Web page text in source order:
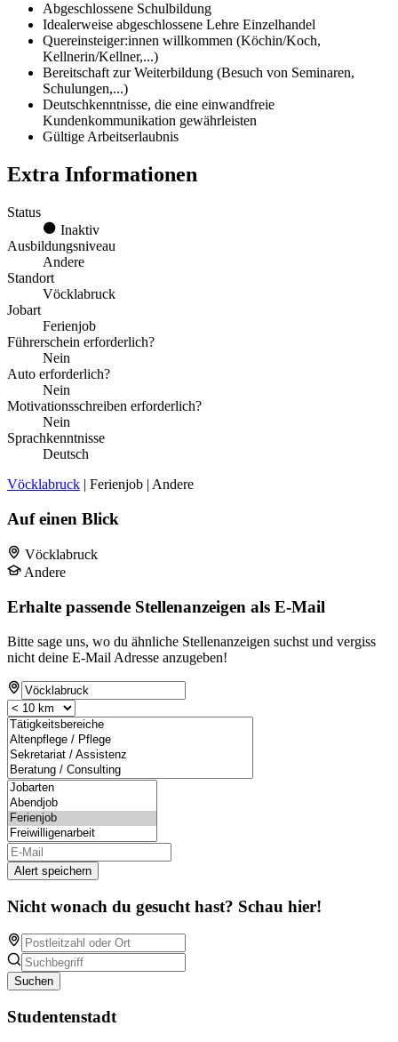
Abgeschlossene Schulbildung
Idealerweise abgeschlossene Lehre Einzelhandel
Quereinsteiger:innen willkommen (Köchin/Koch,
Kellnerin/Kellner,...)
Bereitschaft zur Weiterbildung (Besuch von Seminaren,
Schulungen,...)
Deutschkenntnisse, die eine einwandfreie
Kundenkommunikation gewährleisten
Gültige Arbeitserlaubnis
Extra Informationen
Status
Inaktiv
Ausbildungsniveau
Andere
Standort
Vöcklabruck
Jobart
Ferienjob
Führerschein erforderlich?
Nein
Auto erforderlich?
Nein
Motivationsschreiben erforderlich?
Nein
Sprachkenntnisse
Deutsch
Vöcklabruck | Ferienjob | Andere
Auf einen Blick
Vöcklabruck
Andere
Erhalte passende Stellenanzeigen als E-Mail
Bitte sage uns, wo du ähnliche Stellenanzeigen suchst und vergiss
nicht deine E-Mail Adresse anzugeben!
Alert speichern
Nicht wonach du gesucht hast? Schau hier!
Suchen
Studentenstadt